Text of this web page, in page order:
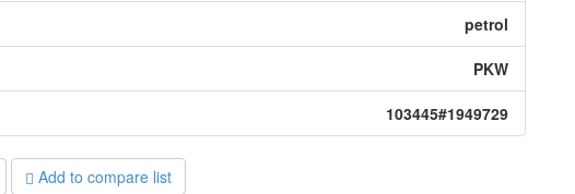
petrol
PKW
103445#1949729
Add to compare list